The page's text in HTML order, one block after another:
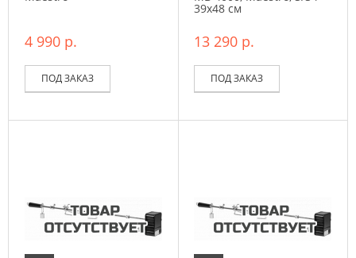
4 990 р.
ПОД ЗАКАЗ
39х48 см
13 290 р.
ПОД ЗАКАЗ